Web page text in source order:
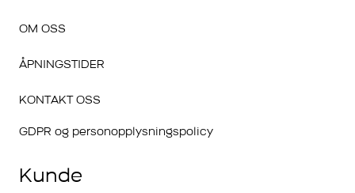
OM OSS
ÅPNINGSTIDER
KONTAKT OSS
GDPR og personopplysningspolicy
Kunde